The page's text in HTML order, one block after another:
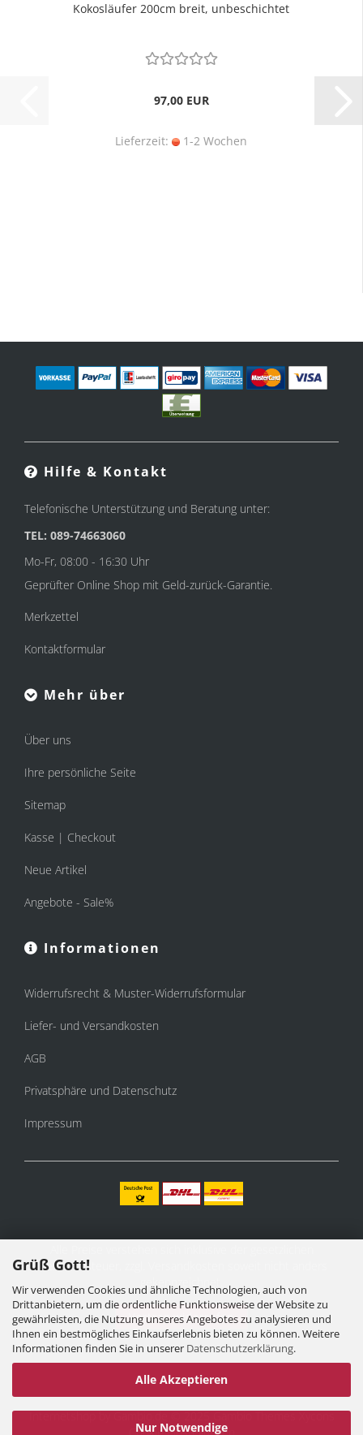
Grüß Gott!
Wir verwenden Cookies und ähnliche Technologien, auch von
Drittanbietern, um die ordentliche Funktionsweise der Website zu
gewährleisten, die Nutzung unseres Angebotes zu analysieren und
Ihnen ein bestmögliches Einkaufserlebnis bieten zu können. Weitere
Informationen finden Sie in unserer Datenschutzerklärung.
Alle Akzeptieren
Nur Notwendige
Kokosläufer 200cm breit, unbeschichtet
97,00 EUR
Lieferzeit: 1-2 Wochen
Hilfe & Kontakt
Telefonische Unterstützung und Beratung unter:
TEL: 089-74663060
Mo-Fr, 08:00 - 16:30 Uhr
Geprüfter Online Shop mit Geld-zurück-Garantie.
Merkzettel
Kontaktformular
Mehr über
Über uns
Ihre persönliche Seite
Sitemap
Kasse | Checkout
Neue Artikel
Angebote - Sale%
Informationen
Widerrufsrecht & Muster-Widerrufsformular
Liefer- und Versandkosten
AGB
Privatsphäre und Datenschutz
Impressum
Mehrwertsteuer, zzgl.
gekennzeichnet.
Vertrag widerrufen
Internetshopby Gambio.de © 2025 Gambio ThemesXycons